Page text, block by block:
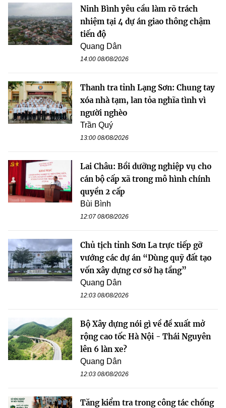
Ninh Bình yêu cầu làm rõ trách
nhiệm tại 4 dự án giao thông chậm
tiến độ
Quang Dân
14:00 08/08/2026
Thanh tra tỉnh Lạng Sơn: Chung tay
xóa nhà tạm, lan tỏa nghĩa tình vì
người nghèo
Trần Quý
13:00 08/08/2026
Lai Châu: Bồi dưỡng nghiệp vụ cho
cán bộ cấp xã trong mô hình chính
quyền 2 cấp
Bùi Bình
12:07 08/08/2026
Chủ tịch tỉnh Sơn La trực tiếp gỡ
vướng các dự án “Dùng quỹ đất tạo
vốn xây dựng cơ sở hạ tầng”
Quang Dân
12:03 08/08/2026
Bộ Xây dựng nói gì về đề xuất mở
rộng cao tốc Hà Nội - Thái Nguyên
lên 6 làn xe?
Quang Dân
12:03 08/08/2026
Tăng kiểm tra trong công tác chống